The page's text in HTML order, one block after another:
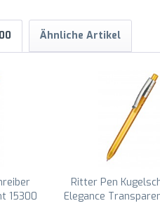
Ähnliche Artikel
15300
Ritter Pen
Elegance